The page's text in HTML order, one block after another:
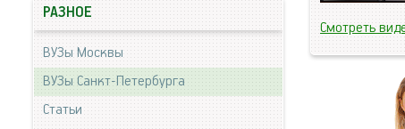
Смотреть
РАЗНОЕ
ВУЗы Москвы
ВУЗы Санкт-Петербурга
Статьи